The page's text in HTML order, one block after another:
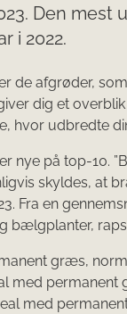
Den mest
i 2022.
de afgrøder,
dig et
hvor udbredte
nye på top-10.
skyldes, at
Fra en
bælgplanter,
græs,
med
med